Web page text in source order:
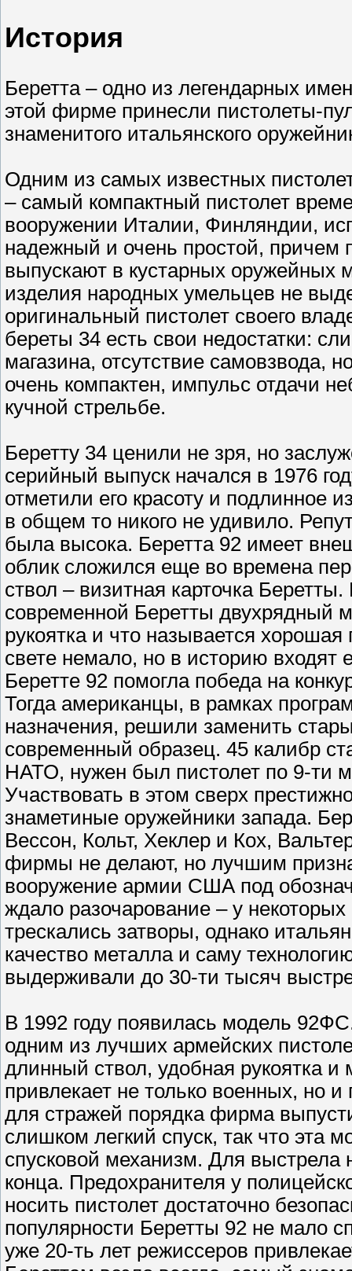
История
Беретта – одно из легендарных
этой фирме принесли пистолеты-
знаменитого итальянского
Одним из самых известных
– самый компактный пистолет
вооружении Италии, Финляндии,
надежный и очень простой, причем
выпускают в кустарных оружейных
изделия народных умельцев не
оригинальный пистолет своего
береты 34 есть свои недостатки:
магазина, отсутствие самовзвода,
очень компактен, импульс отдачи
кучной стрельбе.
Беретту 34 ценили не зря, но
серийный выпуск начался в 1976
отметили его красоту и подлинное
в общем то никого не удивило.
была высока. Беретта 92 имеет
облик сложился еще во времена
ствол – визитная карточка
современной Беретты двухрядный
рукоятка и что называется
свете немало, но в историю
Беретте 92 помогла победа на
Тогда американцы, в рамках
назначения, решили заменить
современный образец. 45 калибр
НАТО, нужен был пистолет по 9-ти
Участвовать в этом сверх
знаметиные оружейники запада.
Вессон, Кольт, Хеклер и Кох,
фирмы не делают, но лучшим
вооружение армии США под
ждало разочарование – у
трескались затворы, однако
качество металла и саму
выдерживали до 30-ти тысяч
В 1992 году появилась модель
одним из лучших армейских
длинный ствол, удобная рукоятка и
привлекает не только военных, но
для стражей порядка фирма
слишком легкий спуск, так что эта
спусковой механизм. Для выстрела
конца. Предохранителя у
носить пистолет достаточно
популярности Беретты 92 не мало
уже 20-ть лет режиссеров